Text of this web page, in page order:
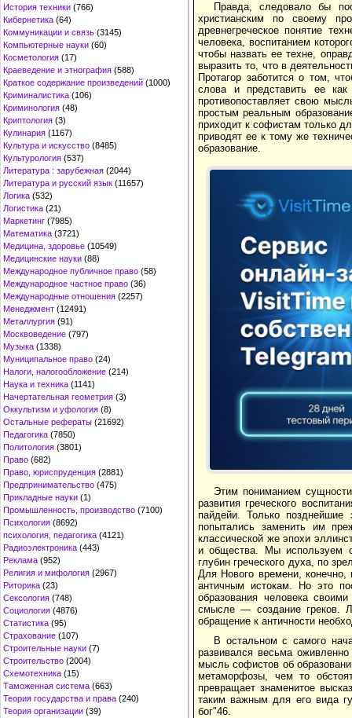
История техники (766)
Кибернетика (64)
Коммуникации и связь (3145)
Компьютерные науки (60)
Косметология (17)
Краеведение и этнография (588)
Краткое содержание произведений (1000)
Криминалистика (106)
Криминология (48)
Криптология (3)
Кулинария (1167)
Культура и искусство (8485)
Культурология (537)
Литература : зарубежная (2044)
Литература и русский язык (11657)
Логика (532)
Логистика (21)
Маркетинг (7985)
Математика (3721)
Медицина, здоровье (10549)
Медицинские науки (88)
Международное публичное право (58)
Международное частное право (36)
Международные отношения (2257)
Менеджмент (12491)
Металлургия (91)
Москвоведение (797)
Музыка (1338)
Муниципальное право (24)
Налоги, налогообложение (214)
Наука и техника (1141)
Начертательная геометрия (3)
Оккультизм и уфология (8)
Остальные рефераты (21692)
Педагогика (7850)
Политология (3801)
Право (682)
Право, юриспруденция (2881)
Предпринимательство (475)
Прикладные науки (1)
Промышленность, производство (7100)
Психология (8692)
психология, педагогика (4121)
Радиоэлектроника (443)
Реклама (952)
Религия и мифология (2967)
Риторика (23)
Сексология (748)
Социология (4876)
Статистика (95)
Страхование (107)
Строительные науки (7)
Строительство (2004)
Схемотехника (15)
Таможенная система (663)
Теория государства и права (240)
Теория организации (39)
Правда, следовало бы
христианским по своему
древнегреческое понятие
человека, воспитанием
чтобы назвать ее техне,
выразить то, что в
Протагор заботится о том,
слова и представить ее
противопоставляет свою
простым реальным
приходит к софистам только
приводят ее к тому же
образование.
Этим пониманием
развития греческого
пайдейи. Только
попытались заменить им
классической же эпохи
и общества. Мы используем
глубин греческого духа, по
Для Нового времени, конечно,
античным истокам. Но это
образования человека
смысле — создание греков.
обращение к античности
В остальном с самого
развивался весьма
мысль софистов об
метаморфозы, чем то
превращает знаменитое
таким важным для его вида
бог"46.